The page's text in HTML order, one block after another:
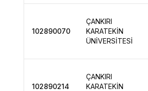
102890070
ÇANKIRI
KARATEKİN
ÜNİVERSİTESİ
102890214
ÇANKIRI
KARATEKİN